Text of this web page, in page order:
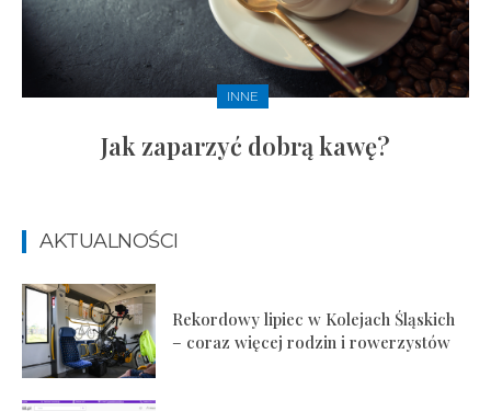
INNE
Jak zaparzyć dobrą kawę?
AKTUALNOŚCI
Rekordowy lipiec w Kolejach Śląskich
– coraz więcej rodzin i rowerzystów